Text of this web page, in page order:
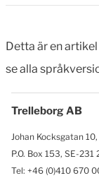
Detta är en
se alla
Trelleborg AB
Johan Kocksgatan 10,
P.O. Box 153, SE-231
Tel: +46 (0)410 670